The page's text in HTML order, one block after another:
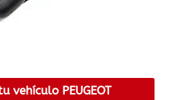
vehículo PEUGEOT